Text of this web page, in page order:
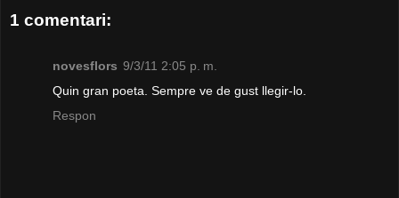
1 comentari:
novesflors 9/3/11 2:05 p. m.
Quin gran poeta. Sempre ve de gust llegir-lo.
Respon